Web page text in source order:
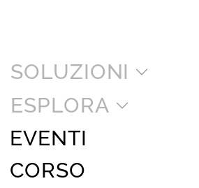
SOLUZIONI
ESPLORA
EVENTI
CORSO